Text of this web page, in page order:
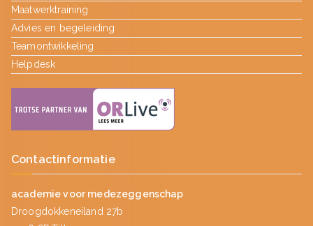
Maatwerktraining
Advies en begeleiding
Teamontwikkeling
Helpdesk
Contactinformatie
academie voor medezeggenschap
Droogdokkeneiland 27b